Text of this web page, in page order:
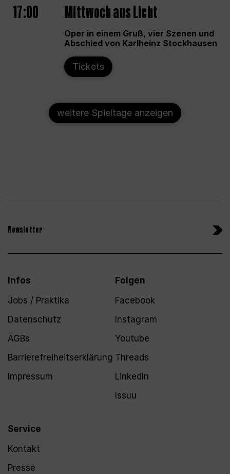
17:00 Mittwoch aus Licht
Oper in einem Gruß, vier Szenen und
Abschied von Karlheinz Stockhausen
Tickets
weitere Spieltage anzeigen
Newsletter
Infos
Jobs / Praktika
Datenschutz
AGBs
Barrierefreiheitserklärung
Impressum
Service
Kontakt
Presse
Folgen
Facebook
Instagram
Youtube
Threads
LinkedIn
Issuu